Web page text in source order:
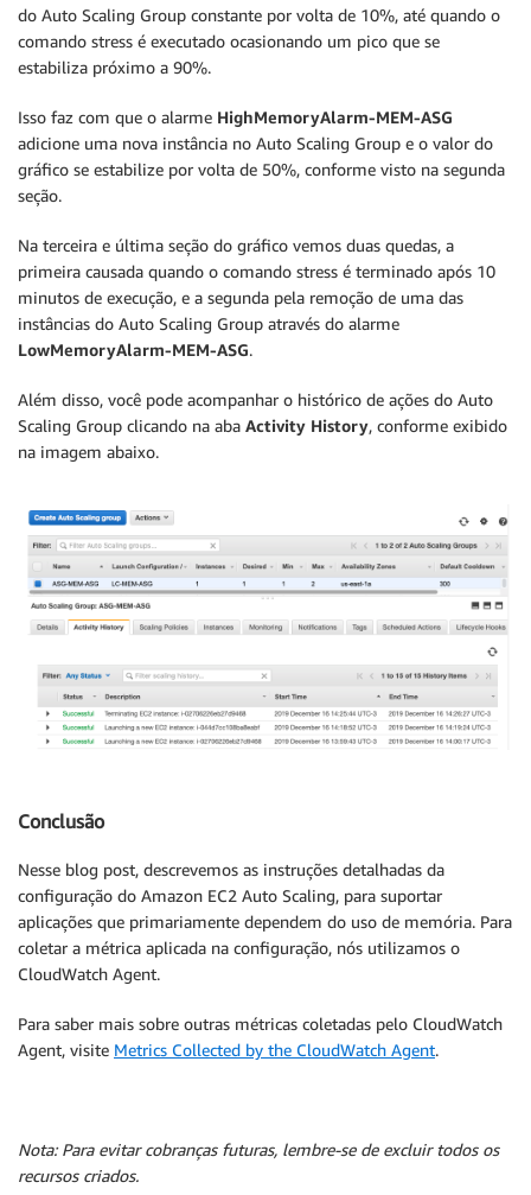
do Auto Scaling Group constante por volta de 10%, até quando o
comando stress é executado ocasionando um pico que se
estabiliza próximo a 90%.
Isso faz com que o alarme HighMemoryAlarm-MEM-ASG
adicione uma nova instância no Auto Scaling Group e o valor do
gráfico se estabilize por volta de 50%, conforme visto na segunda
seção.
Na terceira e última seção do gráfico vemos duas quedas, a
primeira causada quando o comando stress é terminado após 10
minutos de execução, e a segunda pela remoção de uma das
instâncias do Auto Scaling Group através do alarme
LowMemoryAlarm-MEM-ASG.
Além disso, você pode acompanhar o histórico de ações do Auto
Scaling Group clicando na aba Activity History, conforme exibido
na imagem abaixo.
Conclusão
Nesse blog post, descrevemos as instruções detalhadas da
configuração do Amazon EC2 Auto Scaling, para suportar
aplicações que primariamente dependem do uso de memória. Para
coletar a métrica aplicada na configuração, nós utilizamos o
CloudWatch Agent.
Para saber mais sobre outras métricas coletadas pelo CloudWatch
Agent, visite Metrics Collected by the CloudWatch Agent.
Nota: Para evitar cobranças futuras, lembre-se de excluir todos os
recursos criados.